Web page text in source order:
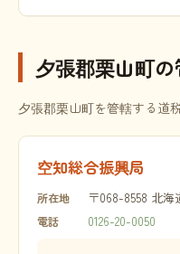
夕張郡栗山町
夕張郡栗山町を管轄する道
空知総合振興局
所在地 〒068-8558 北海
電話 0126-20-0050